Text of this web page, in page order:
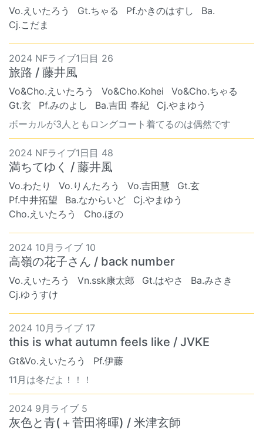
Vo.えいたろう Gt.ちゃる Pf.かきのはすし
Ba. ︎︎ ︎︎
Cj.こだま
2024 NFライブ1日目 26
旅路 / 藤井風
Vo&Cho.えいたろう Vo&Cho.Kohei
Vo&Cho.ちゃる
Gt.玄
Pf.みのよし Ba.吉田 春紀
Cj.やまゆう
ボーカルが3人ともロングコート着てるのは偶然です
2024 NFライブ1日目 48
満ちてゆく / 藤井風
Vo.わたり Vo.りんたろう Vo.吉田慧
Gt.玄
Pf.中井拓望
Ba.なからいど
Cj.やまゆう
Cho.えいたろう
Cho.ほの
2024 10月ライブ 10
高嶺の花子さん / back number
Vo.えいたろう Vn.ssk康太郎 Gt.はやさ
Ba.みさき
Cj.ゆうすけ
2024 10月ライブ 17
this is what autumn feels like / JVKE
Gt&Vo.えいたろう
Pf.伊藤
11月は冬だよ！！！
2024 9月ライブ 5
灰色と青(＋菅田将暉) / 米津玄師